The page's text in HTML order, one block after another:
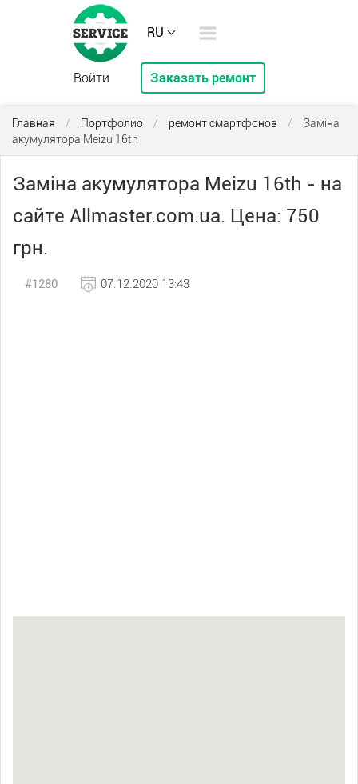
RU
Войти Заказать ремонт
Главная / Портфолио / ремонт смартфонов /
Заміна
акумулятора Meizu 16th
Заміна акумулятора Meizu 16th - на
сайте Allmaster.com.ua. Цена: 750
грн.
#1280 07.12.2020 13:43